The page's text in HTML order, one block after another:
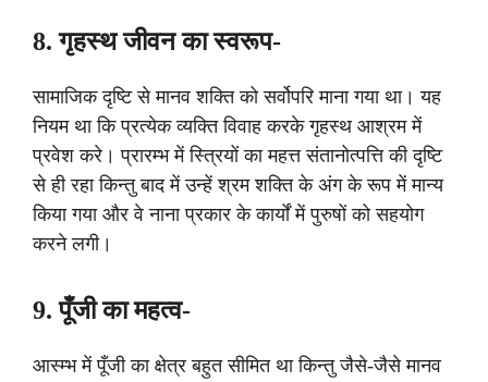
8. गृहस्थ जीवन का स्वरूप-
सामाजिक दृष्टि से मानव शक्ति को सर्वोपरि माना गया था। यह
नियम था कि प्रत्येक व्यक्ति विवाह करके गृहस्थ आश्रम में
प्रवेश करे। प्रारम्भ में स्त्रियों का महत्त संतानोत्पत्ति की दृष्टि
से ही रहा किन्तु बाद में उन्हें श्रम शक्ति के अंग के रूप में मान्य
किया गया और वे नाना प्रकार के कार्यों में पुरुषों को सहयोग
करने लगी।
9. पूँजी का महत्व-
आस्म्भ में पूँजी का क्षेत्र बहुत सीमित था किन्तु जैसे-जैसे मानव